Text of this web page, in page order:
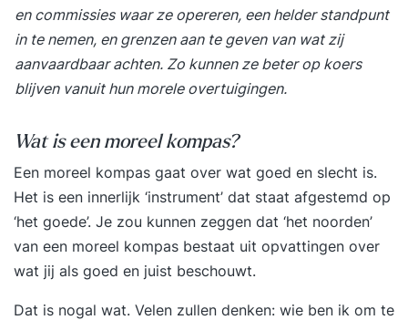
en commissies waar ze opereren, een helder standpunt
in te nemen, en grenzen aan te geven van wat zij
aanvaardbaar achten. Zo kunnen ze beter op koers
blijven vanuit hun morele overtuigingen.
Wat is een moreel kompas?
Een moreel kompas gaat over wat goed en slecht is.
Het is een innerlijk ‘instrument’ dat staat afgestemd op
‘het goede’. Je zou kunnen zeggen dat ‘het noorden’
van een moreel kompas bestaat uit opvattingen over
wat jij als goed en juist beschouwt.
Dat is nogal wat. Velen zullen denken: wie ben ik om te